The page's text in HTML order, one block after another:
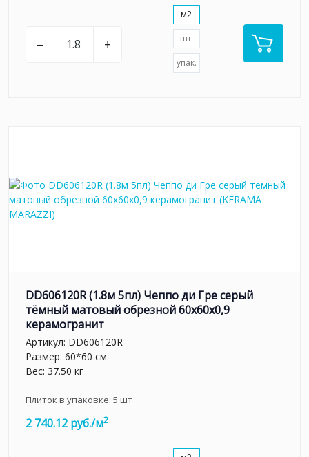
– +
м2
шт.
упак.
DD606120R (1.8м 5пл) Чеппо ди Гре серый
тёмный матовый обрезной 60x60x0,9
керамогранит
Артикул: DD606120R
Размер: 60*60 см
Вес: 37.50 кг
Плиток в упаковке: 5 шт
2 740.12 руб./м2